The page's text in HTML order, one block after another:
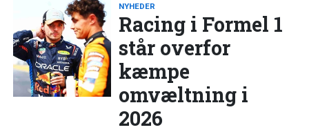
NYHEDER
Racing i Formel 1
står overfor
kæmpe
omvæltning i
2026